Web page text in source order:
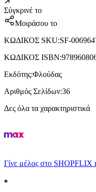
Σύγκρινέ το
Μοιράσου το
ΚΩΔΙΚΟΣ SKU:SF-
ΚΩΔΙΚΟΣ ISBN:
Εκδότης:Φλούδας
Αριθμός Σελίδων:36
Δες όλα τα χαρακτηριστικά
Γίνε μέλος στο SHOPFLIX